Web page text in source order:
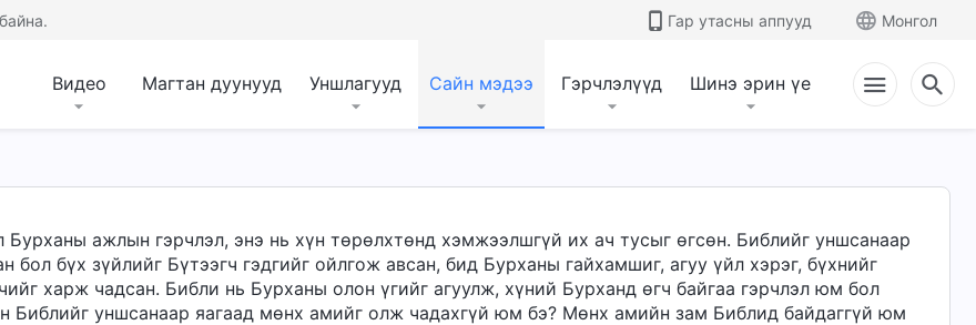
Гар утасны аппууд Монгол
Видео Магтан дуунууд Уншлагууд Сайн мэдээ Гэрчлэлүүд Шинэ эрин үе
Бурханы ажлын гэрчлэл, энэ нь хүн төрөлхтөнд хэмжээлшгүй их ач тусыг өгсөн. Библийг уншсанаар
бол бүх зүйлийг Бүтээгч гэдгийг ойлгож авсан, бид Бурханы гайхамшиг, агуу үйл хэрэг, бүхнийг
харж чадсан. Библи нь Бурханы олон үгийг агуулж, хүний Бурханд өгч байгаа гэрчлэл юм бол
Библийг уншсанаар яагаад мөнх амийг олж чадахгүй юм бэ? Мөнх амийн зам Библид байдаггүй юм